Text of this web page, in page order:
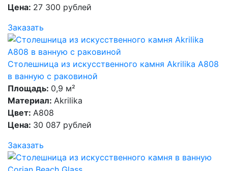
Цена: 27 300 рублей
Заказать
Столешница из искусственного камня Akrilika A808
в ванную с раковиной
Площадь: 0,9 м²
Материал: Akrilika
Цвет: A808
Цена: 30 087 рублей
Заказать